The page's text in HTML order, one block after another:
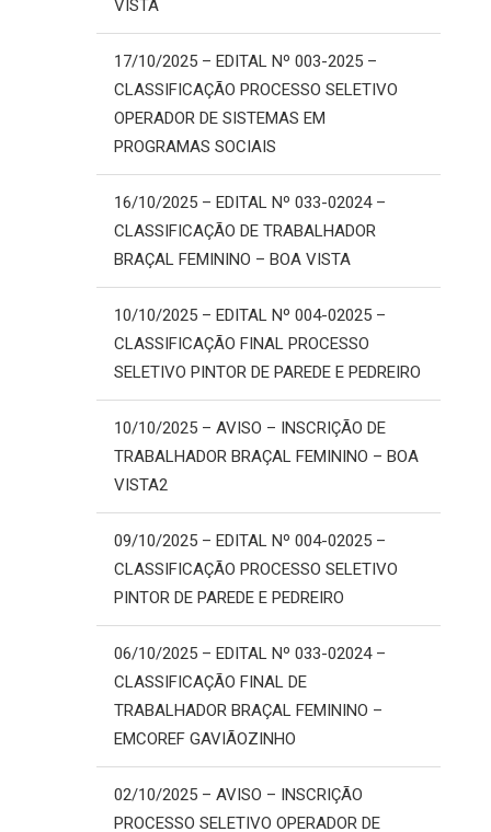
VISTA
17/10/2025 – EDITAL Nº 003-2025 –
CLASSIFICAÇÃO PROCESSO SELETIVO
OPERADOR DE SISTEMAS EM
PROGRAMAS SOCIAIS
16/10/2025 – EDITAL Nº 033-02024 –
CLASSIFICAÇÃO DE TRABALHADOR
BRAÇAL FEMININO – BOA VISTA
10/10/2025 – EDITAL Nº 004-02025 –
CLASSIFICAÇÃO FINAL PROCESSO
SELETIVO PINTOR DE PAREDE E PEDREIRO
10/10/2025 – AVISO – INSCRIÇÃO DE
TRABALHADOR BRAÇAL FEMININO – BOA
VISTA2
09/10/2025 – EDITAL Nº 004-02025 –
CLASSIFICAÇÃO PROCESSO SELETIVO
PINTOR DE PAREDE E PEDREIRO
06/10/2025 – EDITAL Nº 033-02024 –
CLASSIFICAÇÃO FINAL DE
TRABALHADOR BRAÇAL FEMININO –
EMCOREF GAVIÃOZINHO
02/10/2025 – AVISO – INSCRIÇÃO
PROCESSO SELETIVO OPERADOR DE